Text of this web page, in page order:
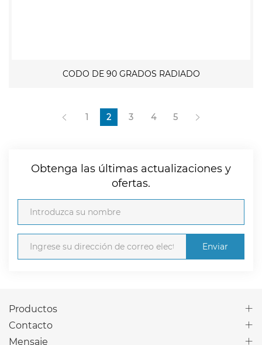
CODO DE 90 GRADOS RADIADO
1 2 3 4 5
Obtenga las últimas actualizaciones y
ofertas.
Enviar
Productos
Contacto
Mensaje